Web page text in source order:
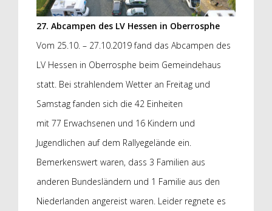
27. Abcampen des LV Hessen in Oberrosphe
Vom 25.10. – 27.10.2019 fand das Abcampen des
LV Hessen in Oberrosphe beim Gemeindehaus
statt. Bei strahlendem Wetter an Freitag und
Samstag fanden sich die 42 Einheiten
mit 77 Erwachsenen und 16 Kindern und
Jugendlichen auf dem Rallyegelände ein.
Bemerkenswert waren, dass 3 Familien aus
anderen Bundesländern und 1 Familie aus den
Niederlanden angereist waren. Leider regnete es